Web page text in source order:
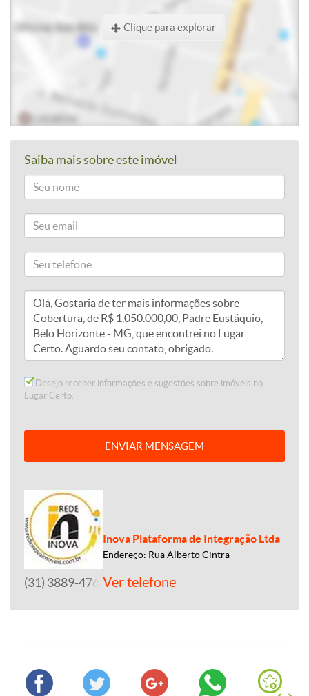
Clique para explorar
Saiba mais sobre este imóvel
Desejo receber informações e sugestões sobre imóveis no
Lugar Certo.
ENVIAR MENSAGEM
Inova Plataforma de Integração Ltda
Endereço: Rua Alberto Cintra
(31) 3889-4765Ver telefone